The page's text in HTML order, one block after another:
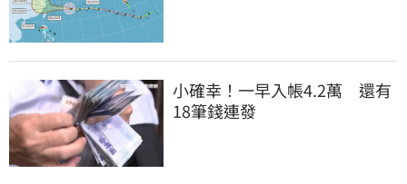
小確幸！一早入帳4.2萬　還有
18筆錢連發